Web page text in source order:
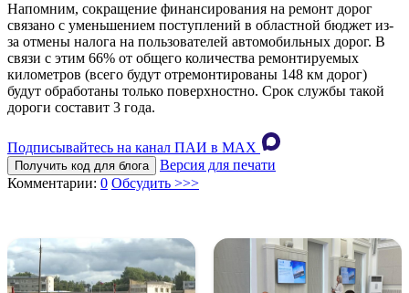
Напомним, сокращение финансирования на ремонт дорог
связано с уменьшением поступлений в областной бюджет из-
за отмены налога на пользователей автомобильных дорог. В
связи с этим 66% от общего количества ремонтируемых
километров (всего будут отремонтированы 148 км дорог)
будут обработаны только поверхностно. Срок службы такой
дороги составит 3 года.
Подписывайтесь на канал ПАИ в MAХ
Получить код для блога
Версия для печати
Комментарии: 0 Обсудить >>>